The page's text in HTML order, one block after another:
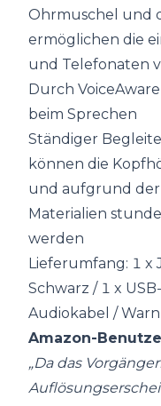
Ohrmuschel und
ermöglichen die
und Telefonaten
Durch
beim Sprechen
Ständiger
können die
und aufgrund
Materialien
werden
Lieferumfang: 1 x
Schwarz / 1 x
Audiokabel /
Amazon-
„Da das